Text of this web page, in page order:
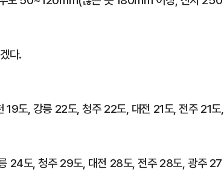
다.
19도, 강릉 22도, 청주 22도, 대전 21도, 전주 21도,
24도, 청주 29도, 대전 28도, 전주 28도, 광주 27